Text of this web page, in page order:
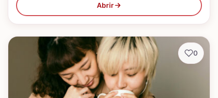
Abrir
0